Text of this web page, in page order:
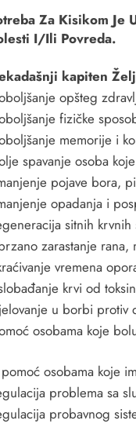
Za Kisikom Je
I/ili Povreda.
kapiten
opšteg
fizičke
memorije i
spavanje osoba
pojave bora,
opadanja i
sitnih krvnih
zarastanje
vremena
krvi od
u borbi protiv
osobama koje
osobama koje
problema sa
probavnog